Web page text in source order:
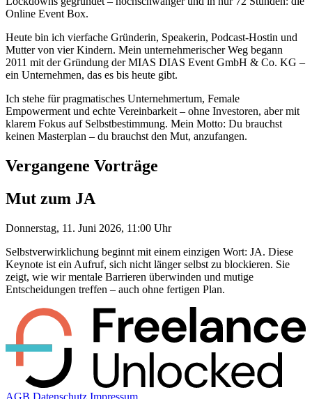
Online Event Box.
Heute bin ich vierfache Gründerin, Speakerin, Podcast-Hostin und
Mutter von vier Kindern. Mein unternehmerischer Weg begann
2011 mit der Gründung der MIAS DIAS Event GmbH & Co. KG –
ein Unternehmen, das es bis heute gibt.
Ich stehe für pragmatisches Unternehmertum, Female
Empowerment und echte Vereinbarkeit – ohne Investoren, aber mit
klarem Fokus auf Selbstbestimmung. Mein Motto: Du brauchst
keinen Masterplan – du brauchst den Mut, anzufangen.
Vergangene Vorträge
Mut zum JA
Donnerstag, 11. Juni 2026, 11:00 Uhr
Selbstverwirklichung beginnt mit einem einzigen Wort: JA. Diese
Keynote ist ein Aufruf, sich nicht länger selbst zu blockieren. Sie
zeigt, wie wir mentale Barrieren überwinden und mutige
Entscheidungen treffen – auch ohne fertigen Plan.
AGB Datenschutz Impressum